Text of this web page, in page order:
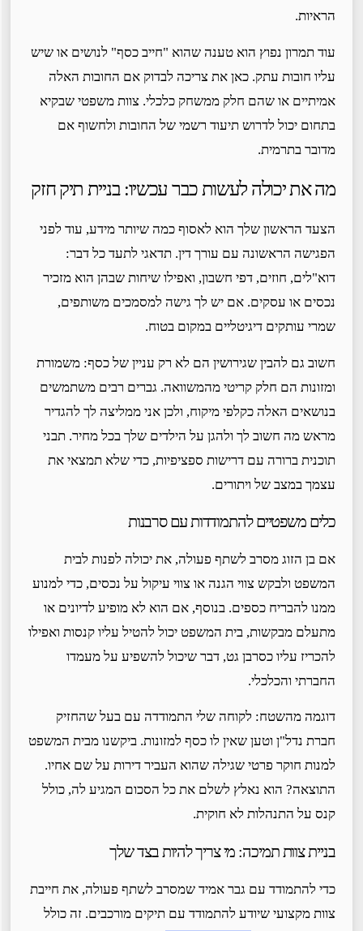
הראיות.
עוד תמרון נפוץ הוא טענה שהוא "חייב כסף" לנושים או שיש
עליו חובות עתק. כאן את צריכה לבדוק אם החובות האלה
אמיתיים או שהם חלק ממשחק כלכלי. צוות משפטי שבקיא
בתחום יכול לדרוש תיעוד רשמי של החובות ולחשוף אם
מדובר בתרמית.
מה את יכולה לעשות כבר עכשיו: בניית תיק חזק
הצעד הראשון שלך הוא לאסוף כמה שיותר מידע, עוד לפני
הפגישה הראשונה עם עורך דין. תדאגי לתעד כל דבר:
דוא"לים, חוזים, דפי חשבון, ואפילו שיחות שבהן הוא מזכיר
נכסים או עסקים. אם יש לך גישה למסמכים משותפים,
שמרי עותקים דיגיטליים במקום בטוח.
חשוב גם להבין שגירושין הם לא רק עניין של כסף: משמורת
ומזונות הם חלק קריטי מהמשוואה. גברים רבים משתמשים
בנושאים האלה כקלפי מיקוח, ולכן אני ממליצה לך להגדיר
מראש מה חשוב לך ולהגן על הילדים שלך בכל מחיר. תבני
תוכנית ברורה עם דרישות ספציפיות, כדי שלא תמצאי את
עצמך במצב של ויתורים.
כלים משפטיים להתמודדות עם סרבנות
אם בן הזוג מסרב לשתף פעולה, את יכולה לפנות לבית
המשפט ולבקש צווי הגנה או צווי עיקול על נכסים, כדי למנוע
ממנו להבריח כספים. בנוסף, אם הוא לא מופיע לדיונים או
מתעלם מבקשות, בית המשפט יכול להטיל עליו קנסות ואפילו
להכריז עליו כסרבן גט, דבר שיכול להשפיע על מעמדו
החברתי והכלכלי.
דוגמה מהשטח: לקוחה שלי התמודדה עם בעל שהחזיק
חברת נדל"ן וטען שאין לו כסף למזונות. ביקשנו מבית המשפט
למנות חוקר פרטי שגילה שהוא העביר דירות על שם אחיו.
התוצאה? הוא נאלץ לשלם את כל הסכום המגיע לה, כולל
קנס על התנהלות לא חוקית.
בניית צוות תמיכה: מי צריך להיות בצד שלך
כדי להתמודד עם גבר אמיד שמסרב לשתף פעולה, את חייבת
צוות מקצועי שיודע להתמודד עם תיקים מורכבים. זה כולל